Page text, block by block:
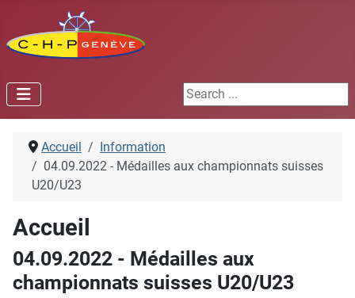
Search ...
Accueil
Information
04.09.2022 - Médailles aux championnats suisses
U20/U23
Accueil
04.09.2022 - Médailles aux
championnats suisses U20/U23